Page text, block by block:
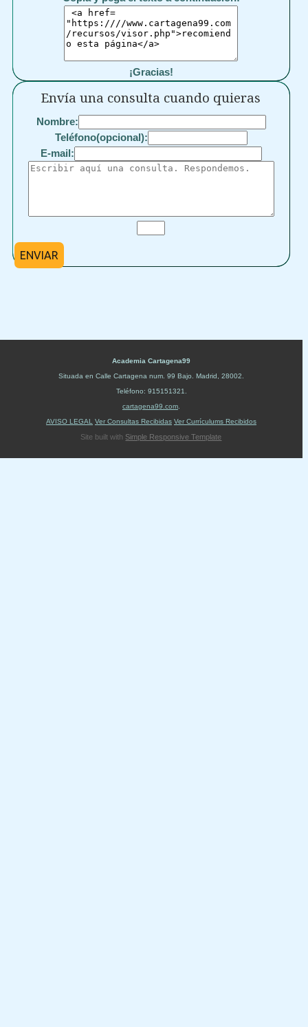
¡Gracias!
Envía una consulta cuando quieras
Nombre:
Teléfono(opcional):
E-mail:
ENVIAR
Academia Cartagena99
Situada en Calle Cartagena num. 99 Bajo Madrid 28002
Teléfono: 915151321
cartagena99.com
AVISO LEGAL
Ver Consultas Recibidas Ver Currículums Recibidos
Site built with Simple Responsive Template